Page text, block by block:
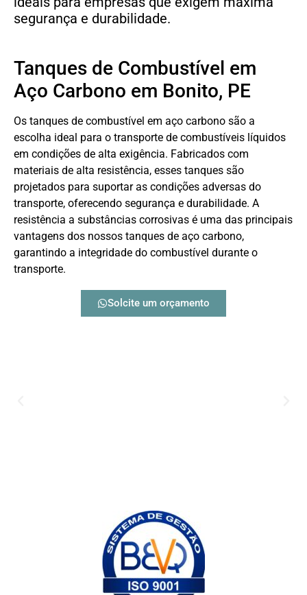
segurança e durabilidade.
Tanques de Combustível em
Aço Carbono em Bonito, PE
Os tanques de combustível em aço carbono são a
escolha ideal para o transporte de combustíveis líquidos
em condições de alta exigência. Fabricados com
materiais de alta resistência, esses tanques são
projetados para suportar as condições adversas do
transporte, oferecendo segurança e durabilidade. A
resistência a substâncias corrosivas é uma das principais
vantagens dos nossos tanques de aço carbono,
garantindo a integridade do combustível durante o
transporte.
Solcite um orçamento